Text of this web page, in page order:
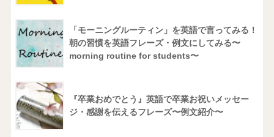
「モーニングルーティン」を英語で言ってみる！
朝の習慣を英語フレーズ・例文にしてみる〜
morning routine for students〜
『卒業おめでとう』英語で卒業お祝いメッセー
ジ・感謝を伝えるフレーズ〜例文紹介〜